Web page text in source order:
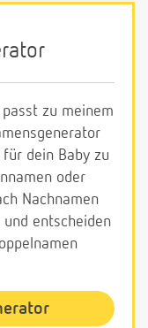
zu meinem
dein Baby zu
oder
Nachnamen
und entscheiden